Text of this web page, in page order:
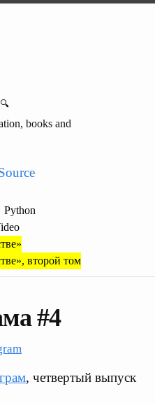
🔍
books and
Python
второй том
#4
, четвертый выпуск